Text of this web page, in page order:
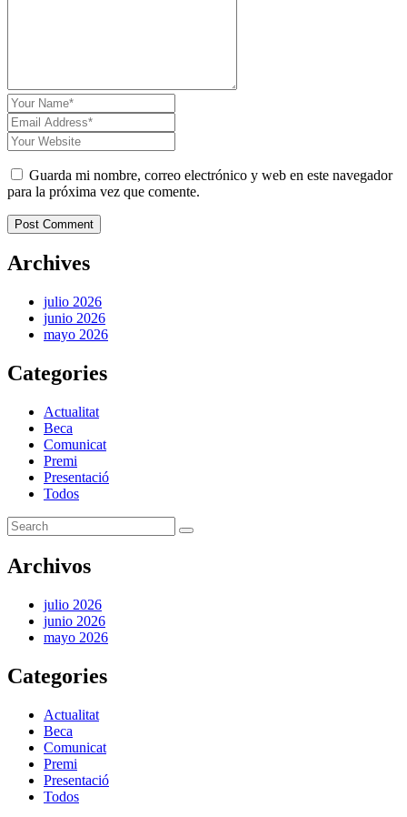
Guarda mi nombre, correo electrónico y web en este navegador
para la próxima vez que comente.
Post Comment
Archives
julio 2026
junio 2026
mayo 2026
Categories
Actualitat
Beca
Comunicat
Premi
Presentació
Todos
Archivos
julio 2026
junio 2026
mayo 2026
Categories
Actualitat
Beca
Comunicat
Premi
Presentació
Todos